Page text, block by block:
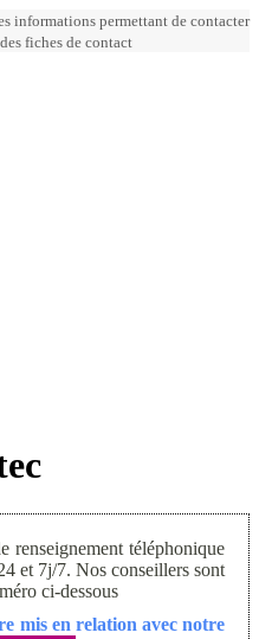
informations permettant de contacter
fiches de contact
renseignement téléphonique
et 7j/7. Nos conseillers sont
ci-dessous
mis en relation avec notre